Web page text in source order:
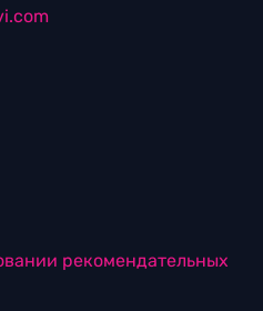
рекомендательных